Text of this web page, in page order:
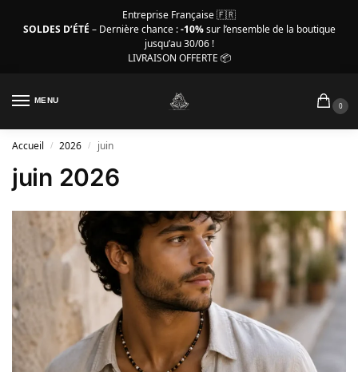
Entreprise Française 🇫🇷
SOLDES D’ÉTÉ – Dernière chance :-10%sur l’ensemble de la boutique
jusqu’au 30/06 !
LIVRAISON OFFERTE 📦
MENU
0
Accueil / 2026 / juin
juin 2026